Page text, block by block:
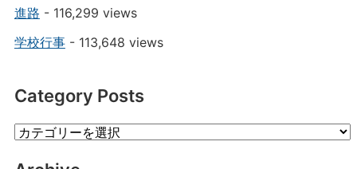
進路 - 116,299 views
学校行事- 113,648 views
Category Posts
Category